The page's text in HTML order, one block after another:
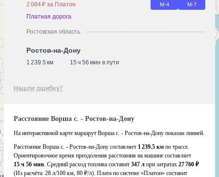
2 084 ₽ за Платон
М-4 М-7
Платная дорога
Ростовская область
Ростов-на-Дону
1 239.5 км 15 ч 56 мин в пути
Нашли ошибку?
Расстояние Ворша с. - Ростов-на-Дону
На интерактивной карте маршрут Ворша с. - Ростов-на-Дону показан линией.
Расстояние Ворша с. - Ростов-на-Дону составляет 1 239.5 км по трассе.
Ориентировочное время преодоления расстояния на машине составляет
15 ч 56 мин. Средний расход топлива составит 347 л при затратах 27 760 ₽
(Из расчёта: 28 л/100 км, 80 ₽/л). Плата по системе «Платон» составит